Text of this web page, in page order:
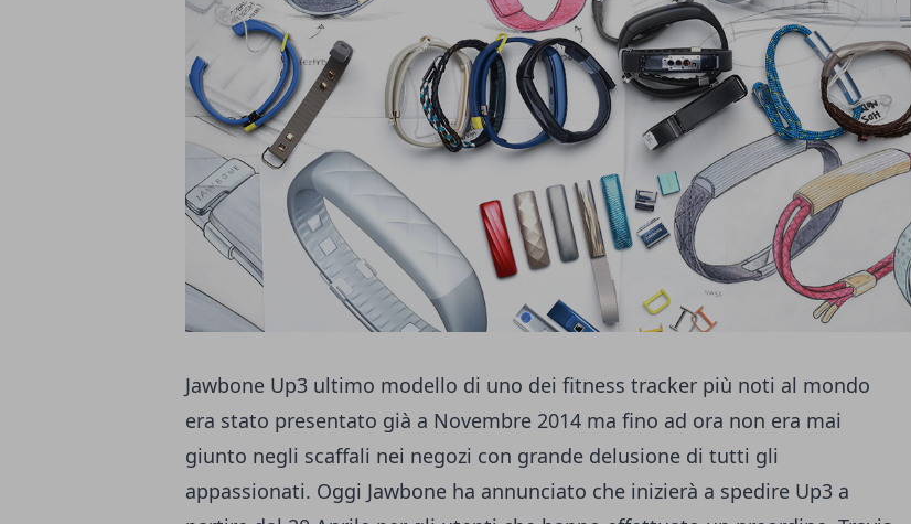
Jawbone Up3 ultimo modello di uno dei fitness tracker più noti al mondo
era stato presentato già a Novembre 2014 ma fino ad ora non era mai
giunto negli scaffali nei negozi con grande delusione di tutti gli
appassionati. Oggi Jawbone ha annunciato che inizierà a spedire Up3 a